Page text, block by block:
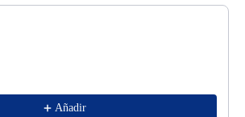
Next buttons to navigate through product
Añadir